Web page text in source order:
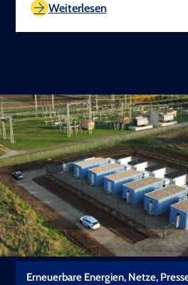
Weiterlesen
Erneuerbare Energien, Netze,